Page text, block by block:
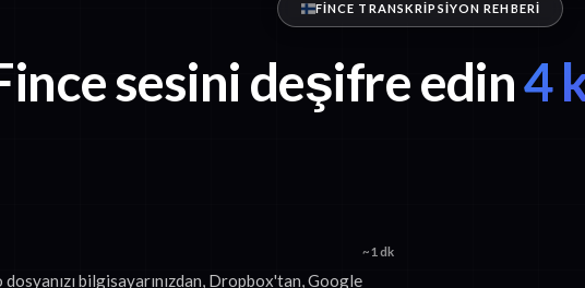
FINCE TRANSKRIPSIYON REHBERI
sesini deşifre edin4
~1 dk
bilgisayarınızdan, Dropbox'tan, Google